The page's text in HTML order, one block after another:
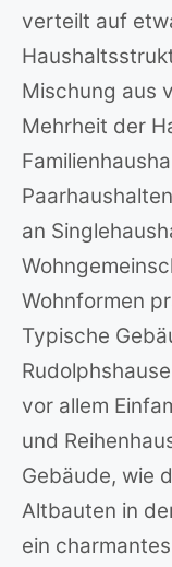
verteilt auf
Mischung aus
Mehrheit der
an
Wohnformen
Typische
vor allem
und
Gebäude, wie
Altbauten in
ein